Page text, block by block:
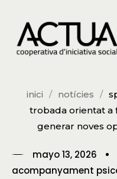
inici notícies
trobada orientat a
generar noves
mayo 13, 2026
acompanyament